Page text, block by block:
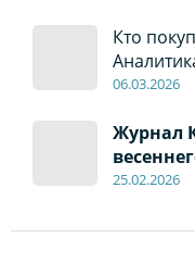
Кто
06.03.2026
Журнал
25.02.2026